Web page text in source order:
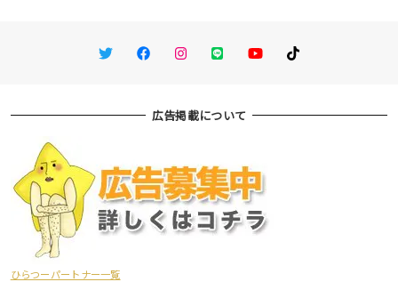
TwitterFacebookInstagram
LINE You TubeTikTok
広告掲載について
ひらつーパートナー一覧